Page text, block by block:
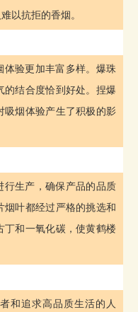
以抗拒的香烟。
验更加丰富多样。爆珠
的结合度恰到好处。捏爆
吸烟体验产生了积极的影
行生产，确保产品的品质
烟叶都经过严格的挑选和
丁和一氧化碳，使黄鹤楼
和追求高品质生活的人